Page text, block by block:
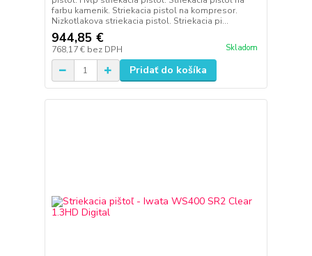
farbu kamenik. Striekacia pistol na kompresor.
Nizkotlakova striekacia pistol. Striekacia pi...
944,85 €
768,17 € bez DPH Skladom
Pridať do košíka